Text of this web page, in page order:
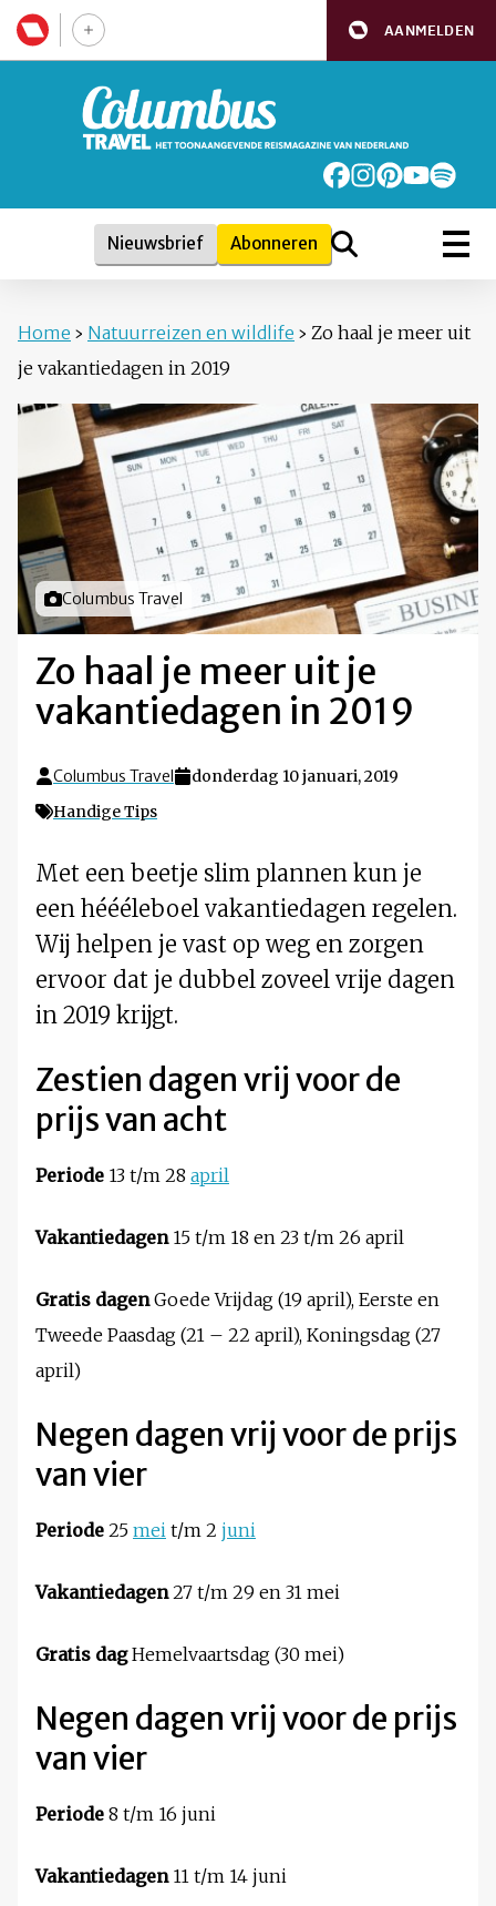
AANMELDEN
Nieuwsbrief Abonneren
Home › Natuurreizen en wildlife › Zo haal je meer uit
je vakantiedagen in 2019
Foto door
Columbus Travel
Zo haal je meer uit je
vakantiedagen in 2019
Columbus Travel
donderdag 10 januari, 2019
Handige Tips
Met een beetje slim plannen kun je
een héééleboel vakantiedagen regelen.
Wij helpen je vast op weg en zorgen
ervoor dat je dubbel zoveel vrije dagen
in 2019 krijgt.
Zestien dagen vrij voor de
prijs van acht
Periode 13 t/m 28 april
Vakantiedagen15 t/m 18 en 23 t/m 26 april
Gratis dagenGoede Vrijdag (19 april), Eerste en
Tweede Paasdag (21 – 22 april), Koningsdag (27
april)
Negen dagen vrij voor de prijs
van vier
Periode 25 mei t/m 2 juni
Vakantiedagen27 t/m 29 en 31 mei
Gratis dagHemelvaartsdag (30 mei)
Negen dagen vrij voor de prijs
van vier
Periode 8 t/m 16 juni
Vakantiedagen 11 t/m 14 juni